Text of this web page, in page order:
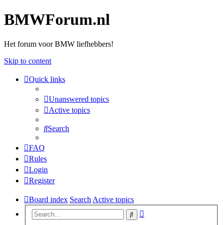
BMWForum.nl
Het forum voor BMW liefhebbers!
Skip to content
Quick links
Unanswered topics
Active topics
Search
FAQ
Rules
Login
Register
Board index Search Active topics
Search